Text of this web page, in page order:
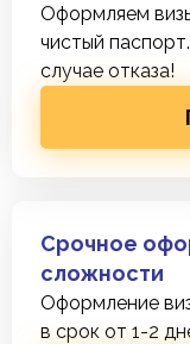
Оформляем
чистый
случае отказа!
Срочное
сложности
Оформление
в срок от 1-2